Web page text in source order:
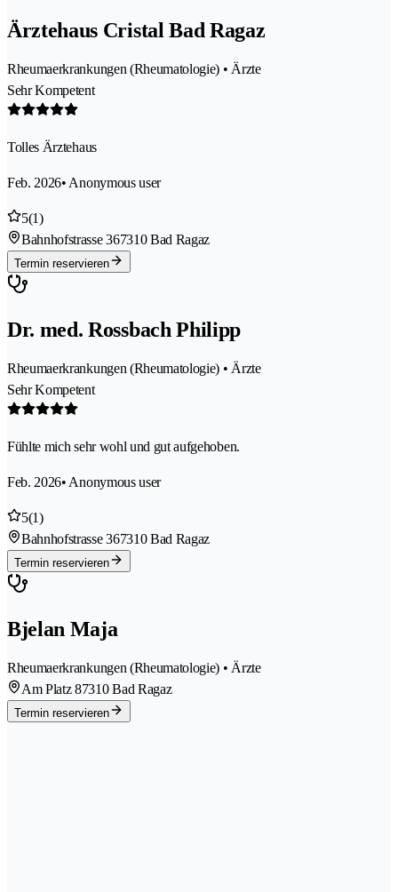
Ärztehaus Cristal Bad Ragaz
Rheumaerkrankungen (Rheumatologie) • Ärzte
Sehr Kompetent
Tolles Ärztehaus
Feb. 2026• Anonymous user
5(1)
Bahnhofstrasse 367310 Bad Ragaz
Termin reservieren
Dr. med. Rossbach Philipp
Rheumaerkrankungen (Rheumatologie) • Ärzte
Sehr Kompetent
Fühlte mich sehr wohl und gut aufgehoben.
Feb. 2026• Anonymous user
5(1)
Bahnhofstrasse 367310 Bad Ragaz
Termin reservieren
Bjelan Maja
Rheumaerkrankungen (Rheumatologie) • Ärzte
Am Platz 87310 Bad Ragaz
Termin reservieren